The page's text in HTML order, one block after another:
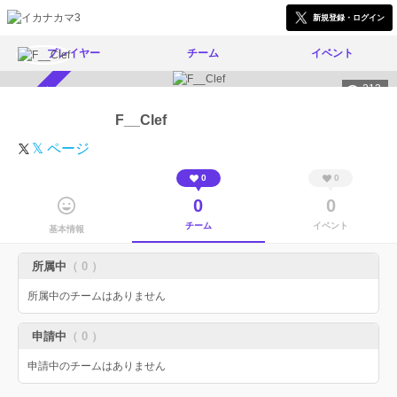
新規登録・ログイン
プレイヤー チーム イベント
213
F__Clef
𝕏 ページ
基本情報
0
0
チーム
0
0
イベント
所属中 （ 0 ）
所属中のチームはありません
申請中 （ 0 ）
申請中のチームはありません